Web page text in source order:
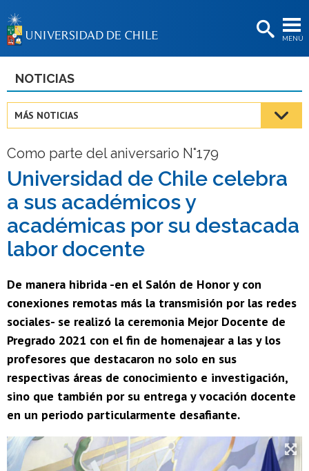
MENÚ
BIBLIOTECAS
Estudiantes
Académicas/os
Funcionarias/os
Egresadas/os
NOTICIAS
MÁS NOTICIAS
Como parte del aniversario N°179
Universidad de Chile celebra
a sus académicos y
académicas por su destacada
labor docente
De manera hibrida -en el Salón de Honor y con
conexiones remotas más la transmisión por las redes
sociales- se realizó la ceremonia Mejor Docente de
Pregrado 2021 con el fin de homenajear a las y los
profesores que destacaron no solo en sus
respectivas áreas de conocimiento e investigación,
sino que también por su entrega y vocación docente
en un periodo particularmente desafiante.